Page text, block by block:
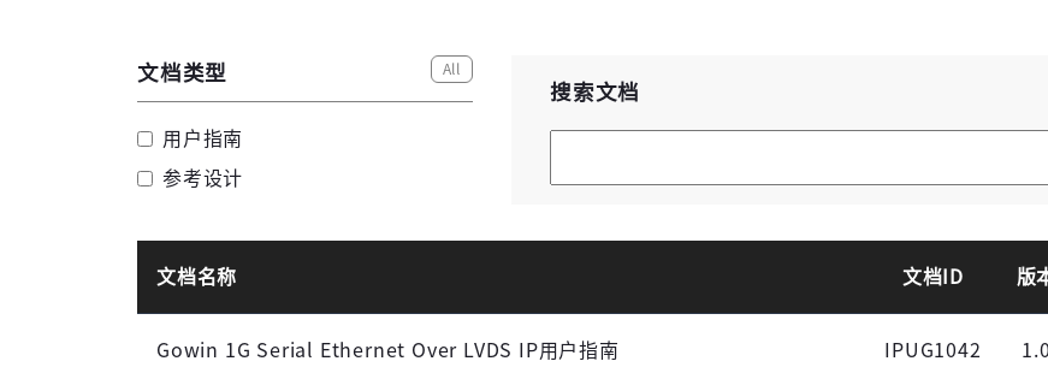
文档类型 All
用户指南
参考设计
搜索文档
文档名称 文档ID 版
Gowin 1G Serial Ethernet Over LVDS IP用户指南 IPUG1042 1.0